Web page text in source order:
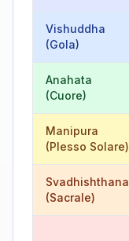
Vishuddha
(Gola)
Anahata
(Cuore)
Manipura
(Plesso Solare)
Svadhishthana
(Sacrale)